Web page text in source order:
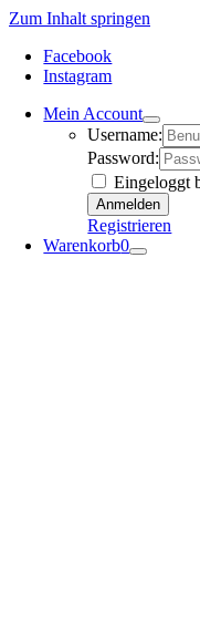
Zum Inhalt springen
Facebook
Instagram
Mein Account
Username:
Password:
Eingeloggt
Registrieren
Warenkorb0